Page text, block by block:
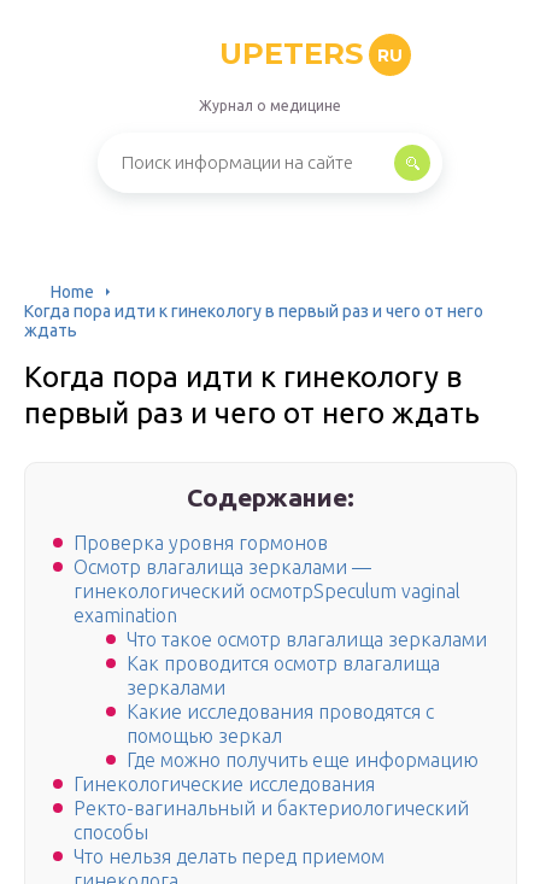
UPETERS RU
Журнал о медицине
Home
Когда пора идти к гинекологу в первый раз и чего от него
ждать
Когда пора идти к гинекологу в
первый раз и чего от него ждать
Содержание:
Проверка уровня гормонов
Осмотр влагалища зеркалами —
гинекологический осмотрSpeculum vaginal
examination
Что такое осмотр влагалища зеркалами
Как проводится осмотр влагалища
зеркалами
Какие исследования проводятся с
помощью зеркал
Где можно получить еще информацию
Гинекологические исследования
Ректо-вагинальный и бактериологический
способы
Что нельзя делать перед приемом